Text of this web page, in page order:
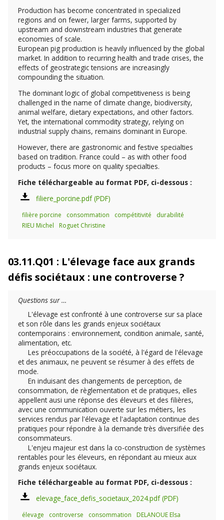
Production has become concentrated in specialized
regions and on fewer, larger farms, supported by
upstream and downstream industries that generate
economies of scale.
European pig production is heavily influenced by the global
market. In addition to recurring health and trade crises, the
effects of geostrategic tensions are increasingly
compounding the situation.
The dominant logic of global competitiveness is being
challenged in the name of climate change, biodiversity,
animal welfare, dietary expectations, and other factors.
Yet, the international commodity strategy, relying on
industrial supply chains, remains dominant in Europe.
However, there are gastronomic and festive specialties
based on tradition. France could – as with other food
products – focus more on quality specialties.
Fiche téléchargeable au format PDF, ci-dessous :
filiere_porcine.pdf
filière porcine consommation compétitivité
durabilité
RIEU Michel
Roguet Christine
03.11.Q01 : L'élevage face aux grands
défis sociétaux : une controverse ?
Questions sur …
L'élevage est confronté à une controverse sur sa place
et son rôle dans les grands enjeux sociétaux
contemporains : environnement, condition animale, santé,
alimentation, etc.
Les préoccupations de la société, à l'égard de l'élevage
et des animaux, ne peuvent se résumer à des effets de
mode.
En induisant des changements de perception, de
consommation, de règlementation et de pratiques, elles
appellent ausi une réponse des éleveurs et des filières,
avec une communication ouverte sur les métiers, les
services rendus par l'élevage et l'adaptation continue des
pratiques pour répondre à la demande très diversifiée des
consommateurs.
L'enjeu majeur est dans la co-construction de systèmes
rentables pour les éleveurs, en répondant au mieux aux
grands enjeux sociétaux.
Fiche téléchargeable au format PDF, ci-dessous :
elevage_face_defis_societaux_2024.pdf
élevage controverse consommation DELANOUE Elsa